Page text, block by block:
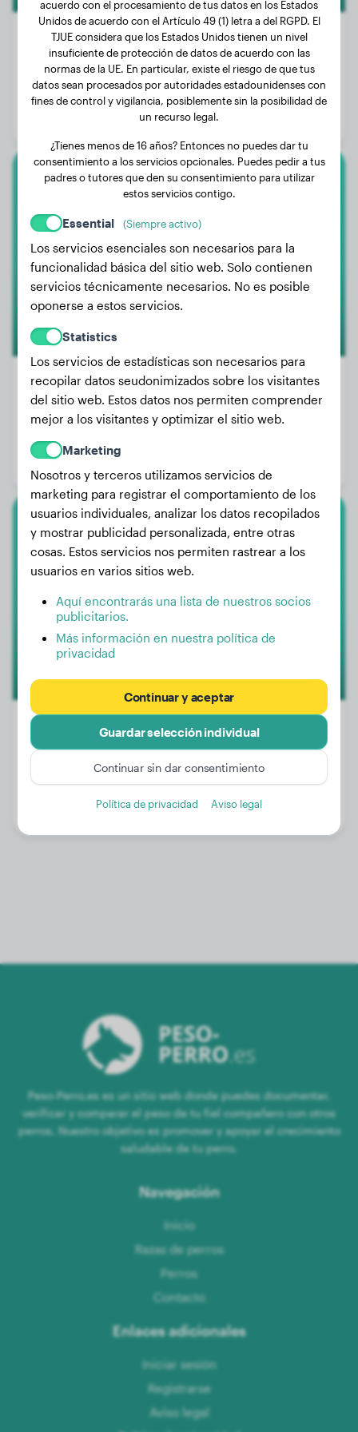
Peso:
20 kg
Edad:
2 años, 7 meses
Dobermann
Alice
Peso:
Edad:
Género:
Cane Corso
Loki
Edad:
1 año, 1 mes
Perro macho
Peso-Perro.es es un sitio web donde puedes documentar,
verificar y comparar el peso de tu fiel compañero con otros
perros. Nuestro objetivo es promover y apoyar el crecimiento
saludable de tu perro.
Navegación
Inicio
Razas de perros
Perros
Contacto
Enlaces adicionales
Iniciar sesión
Registrarse
Aviso legal
acuerdo con el procesamiento de tus datos en los Estados
Unidos de acuerdo con el Artículo 49 (1) letra a del RGPD. El
TJUE considera que los Estados Unidos tienen un nivel
insuficiente de protección de datos de acuerdo con las
normas de la UE. En particular, existe el riesgo de que tus
datos sean procesados por autoridades estadounidenses con
fines de control y vigilancia, posiblemente sin la posibilidad de
un recurso legal.
¿Tienes menos de 16 años? Entonces no puedes dar tu
consentimiento a los servicios opcionales. Puedes pedir a tus
padres o tutores que den su consentimiento para utilizar
estos servicios contigo.
Essential (Siempre activo)
Los servicios esenciales son necesarios para la
funcionalidad básica del sitio web. Solo contienen
servicios técnicamente necesarios. No es posible
oponerse a estos servicios.
Statistics
Los servicios de estadísticas son necesarios para
recopilar datos seudonimizados sobre los visitantes
del sitio web. Estos datos nos permiten comprender
mejor a los visitantes y optimizar el sitio web.
Marketing
Nosotros y terceros utilizamos servicios de
marketing para registrar el comportamiento de los
usuarios individuales, analizar los datos recopilados
y mostrar publicidad personalizada, entre otras
cosas. Estos servicios nos permiten rastrear a los
usuarios en varios sitios web.
Aquí encontrarás una lista de nuestros socios
publicitarios.
Más información en nuestra política de
privacidad
Continuar y aceptar
Guardar selección individual
Continuar sin dar consentimiento
Política de privacidad Aviso legal